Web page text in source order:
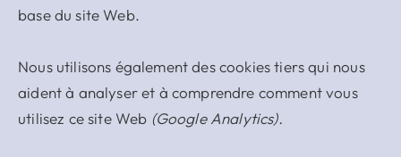
base du site Web.
Nous utilisons également des cookies tiers qui nous
aident à analyser et à comprendre comment vous
utilisez ce site Web (Google Analytics).